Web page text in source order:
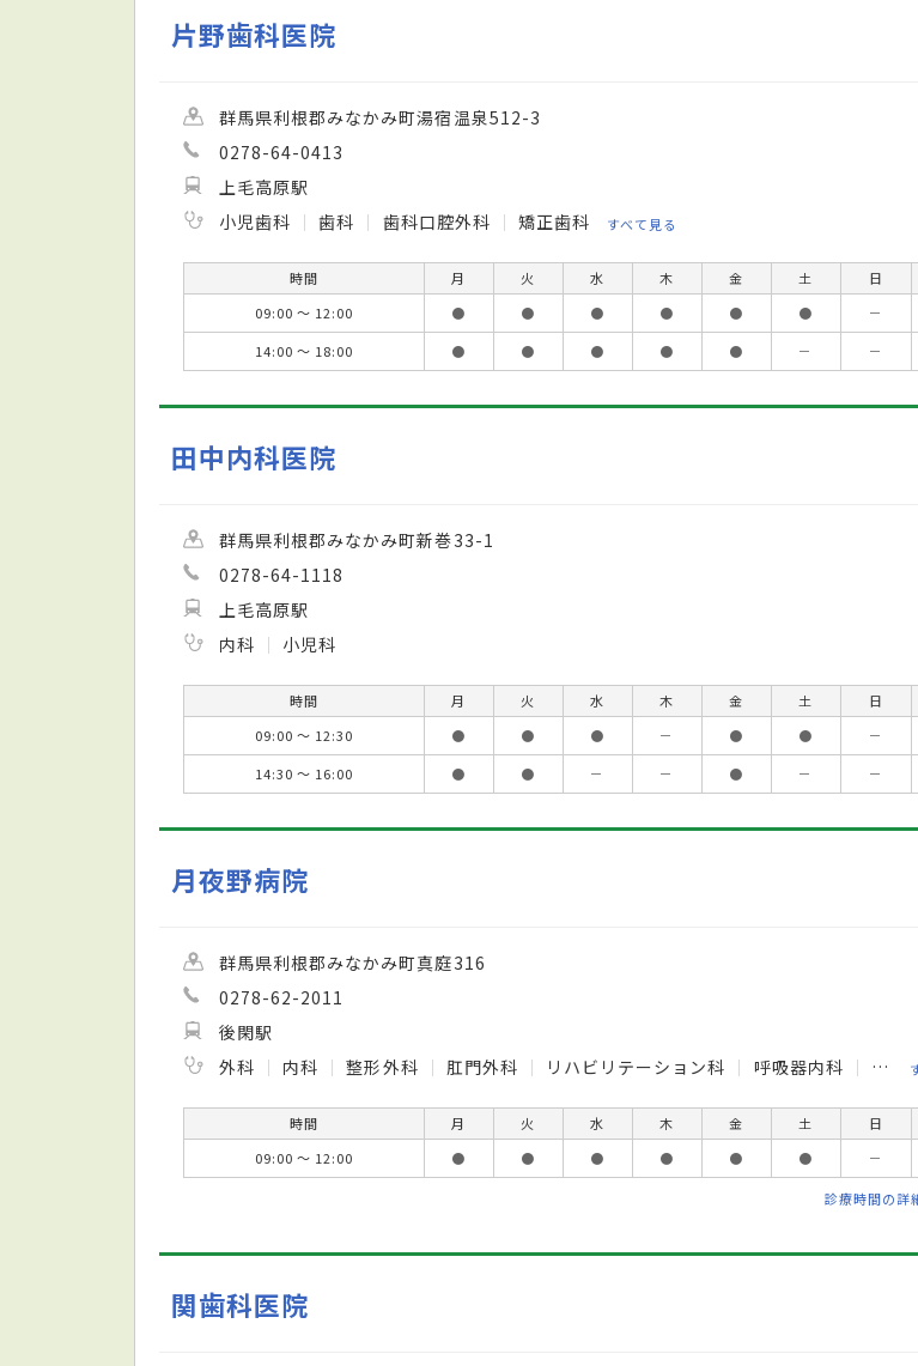
片野歯科医院
群馬県利根郡みなかみ町湯宿温泉512-3
0278-64-0413
上毛高原駅
小児歯科
歯科 歯科口腔外科 矯正歯科 すべて見る
時間 月 火 水 木 金 土 日
09:00 ～ 12:00
● ● ● ● ● ● －
14:00 ～ 18:00
● ● ● ● ● － －
田中内科医院
群馬県利根郡みなかみ町新巻33-1
0278-64-1118
上毛高原駅
内科
小児科
時間 月 火 水 木 金 土 日
09:00 ～ 12:30
● ● ● － ● ● －
14:30 ～ 16:00
● ● － － ● － －
月夜野病院
群馬県利根郡みなかみ町真庭316
0278-62-2011
後閑駅
外科
内科 整形外科 肛門外科 リハビリテーション科 呼吸器内科 循環
時間 月 火 水 木 金 土 日
09:00 ～ 12:00
● ● ● ● ● ● －
診療時間の詳
関歯科医院